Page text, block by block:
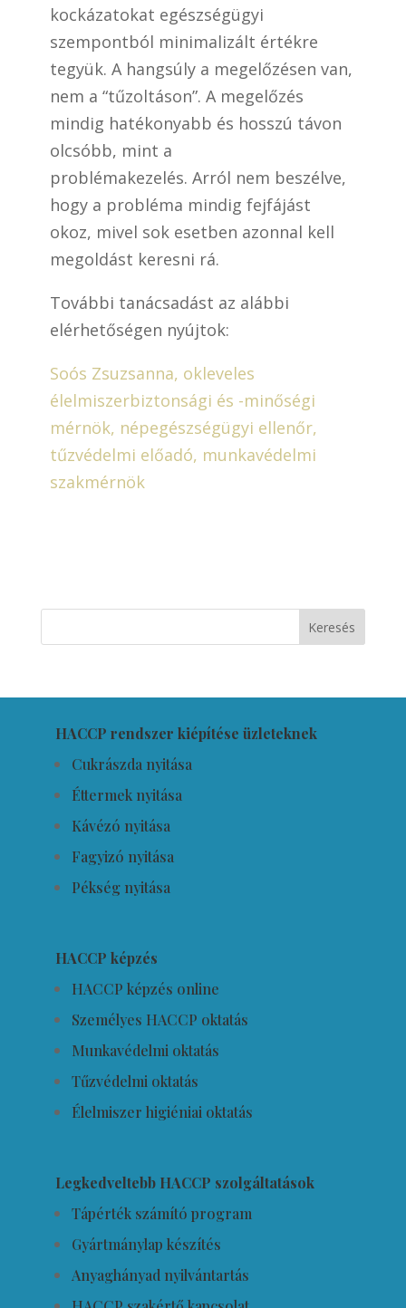
kockázatokat egészségügyi
szempontból minimalizált értékre
tegyük. A hangsúly a megelőzésen van,
nem a “tűzoltáson”. A megelőzés
mindig hatékonyabb és hosszú távon
olcsóbb, mint a
problémakezelés. Arról nem beszélve,
hogy a probléma mindig fejfájást
okoz, mivel sok esetben azonnal kell
megoldást keresni rá.
További tanácsadást az alábbi
elérhetőségen nyújtok:
Soós Zsuzsanna, okleveles
élelmiszerbiztonsági és -minőségi
mérnök, népegészségügyi ellenőr,
tűzvédelmi előadó, munkavédelmi
szakmérnök
HACCP rendszer kiépítése üzleteknek
Cukrászda nyitása
Éttermek nyitása
Kávézó nyitása
Fagyizó nyitása
Pékség nyitása
HACCP képzés
HACCP képzés online
Személyes HACCP oktatás
Munkavédelmi oktatás
Tűzvédelmi oktatás
Élelmiszer higiéniai oktatás
Legkedveltebb HACCP szolgáltatások
Tápérték számító program
Gyártmánylap készítés
Anyaghányad nyilvántartás